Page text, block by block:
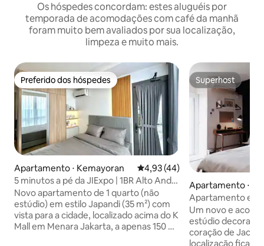
Os hóspedes concordam: estes aluguéis por
temporada de acomodações com café da manhã
foram muito bem avaliados por sua localização,
limpeza e muito mais.
Preferido dos hóspedes
Preferido dos hóspedes
Apartamento ⋅ Kemayoran 4,93 de uma avaliação média
4,93 (44)
5 minutos a pé da JIExpo | 1BR Alto Andar
Acima do K Mall
Novo apartamento de 1 quarto (não
estúdio) em estilo Japandi (35 m²) com
vista para a cidade, localizado acima do K
Mall em Menara Jakarta, a apenas 150 m
Superhost
Superhost
Apartamento ⋅
Apartamento
para trabalhar em
Um novo e
estúdio decorado
coração de
localização fica